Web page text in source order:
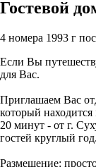
Гостевой
4 номера 1993 г
Если Вы
для Вас.
Приглашаем Вас
который
20 минут - от г.
гостей круглый год.
Размещение: